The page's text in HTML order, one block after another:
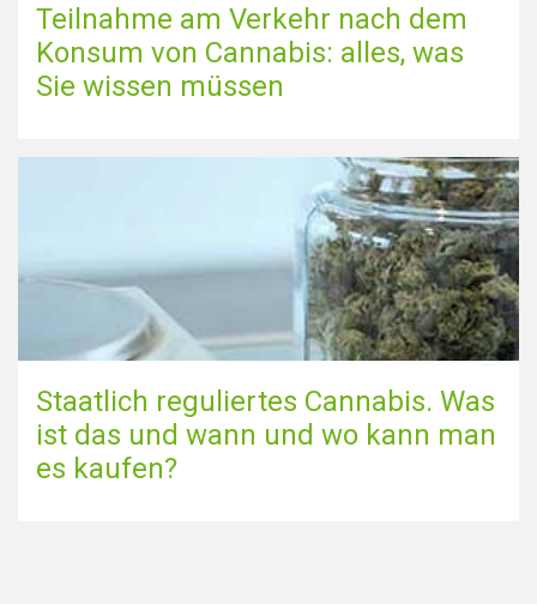
Teilnahme am Verkehr nach dem
Konsum von Cannabis: alles, was
Sie wissen müssen
Staatlich reguliertes Cannabis. Was
ist das und wann und wo kann man
es kaufen?